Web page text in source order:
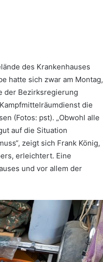
des Krankenhauses
hatte sich zwar am Montag,
der Bezirksregierung
die
(Fotos: pst). „Obwohl alle
auf die Situation
zeigt sich Frank König,
erleichtert. Eine
und vor allem der